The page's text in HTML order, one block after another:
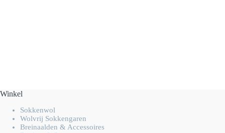
Winkel
Sokkenwol
Wolvrij Sokkengaren
Breinaalden & Accessoires